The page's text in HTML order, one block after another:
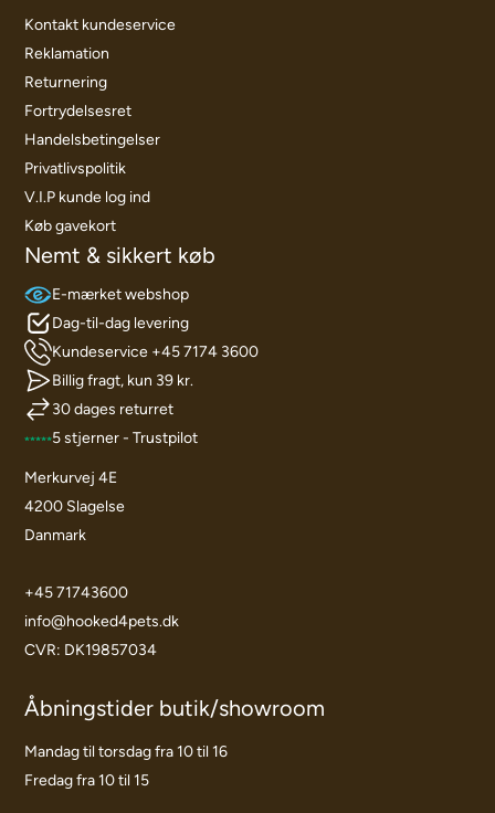
Kontakt kundeservice
Reklamation
Returnering
Fortrydelsesret
Handelsbetingelser
Privatlivspolitik
V.I.P kunde log ind
Køb gavekort
Nemt & sikkert køb
E-mærket webshop
Dag-til-dag levering
Kundeservice +45 7174 3600
Billig fragt, kun 39 kr.
30 dages returret
5 stjerner - Trustpilot
Merkurvej 4E
4200 Slagelse
Danmark
+45 71743600
info@hooked4pets.dk
CVR: DK19857034
Åbningstider butik/showroom
Mandag til torsdag fra 10 til 16
Fredag fra 10 til 15